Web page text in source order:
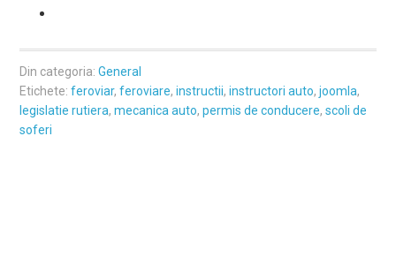
Din categoria:General
Etichete:feroviar,feroviare,instructii,instructori auto,joomla,
legislatie rutiera,mecanica auto,permis de conducere,scoli de
soferi